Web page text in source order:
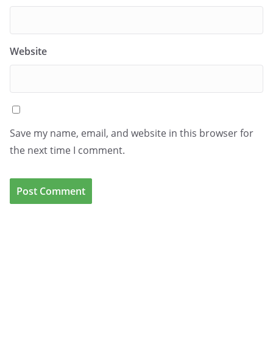
Website
Save my name, email, and website in this browser for
the next time I comment.